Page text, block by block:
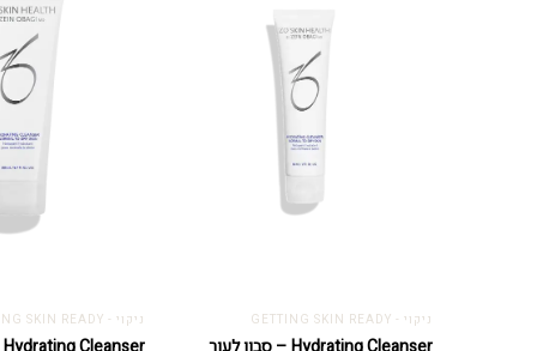
ניקוי - GETTING SKIN READY ניקוי - GETTING SKIN READY